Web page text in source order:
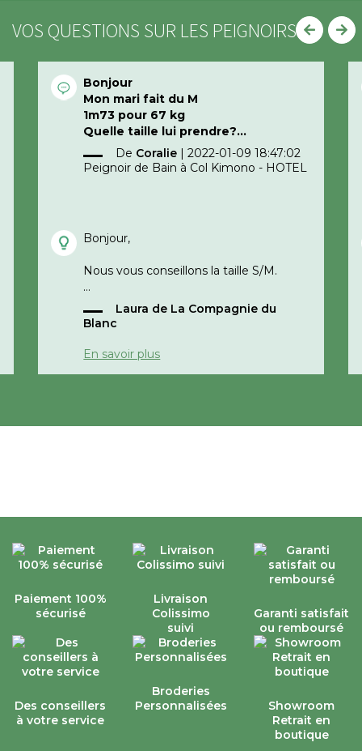
VOS QUESTIONS SUR LES PEIGNOIRS
Bonjour
Mon mari fait du M
1m73 pour 67 kg
Quelle taille lui prendre?
Merci d’avance
De Coralie | 2022-01-09 18:47:02
Peignoir de Bain à Col Kimono - HOTEL
Bonjour,
Nous vous conseillons la taille S/M.
Cordialement,
Laura de La Compagnie du
Blanc
En savoir plus
Paiement 100%
sécurisé
Livraison
Colissimo
suivi
Garanti satisfait
ou remboursé
Des conseillers
à votre service
Broderies
Personnalisées
Showroom
Retrait en
boutique